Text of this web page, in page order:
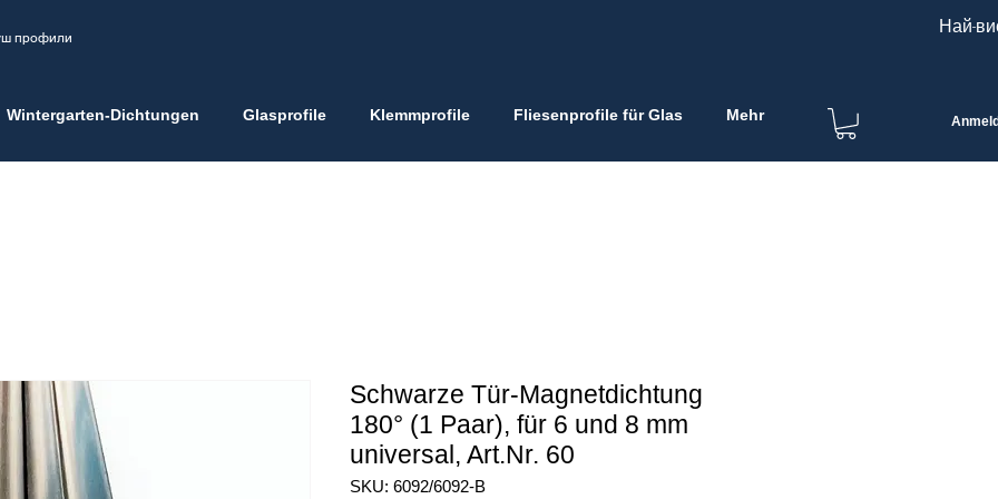
профили Най-
Wintergarten-Dichtungen Glasprofile Klemmprofile Fliesenprofile für Glas Mehr
Schwarze Tür-Magnetdichtung
180° (1 Paar), für 6 und 8 mm
universal, Art.Nr. 60
SKU: 6092/6092-B